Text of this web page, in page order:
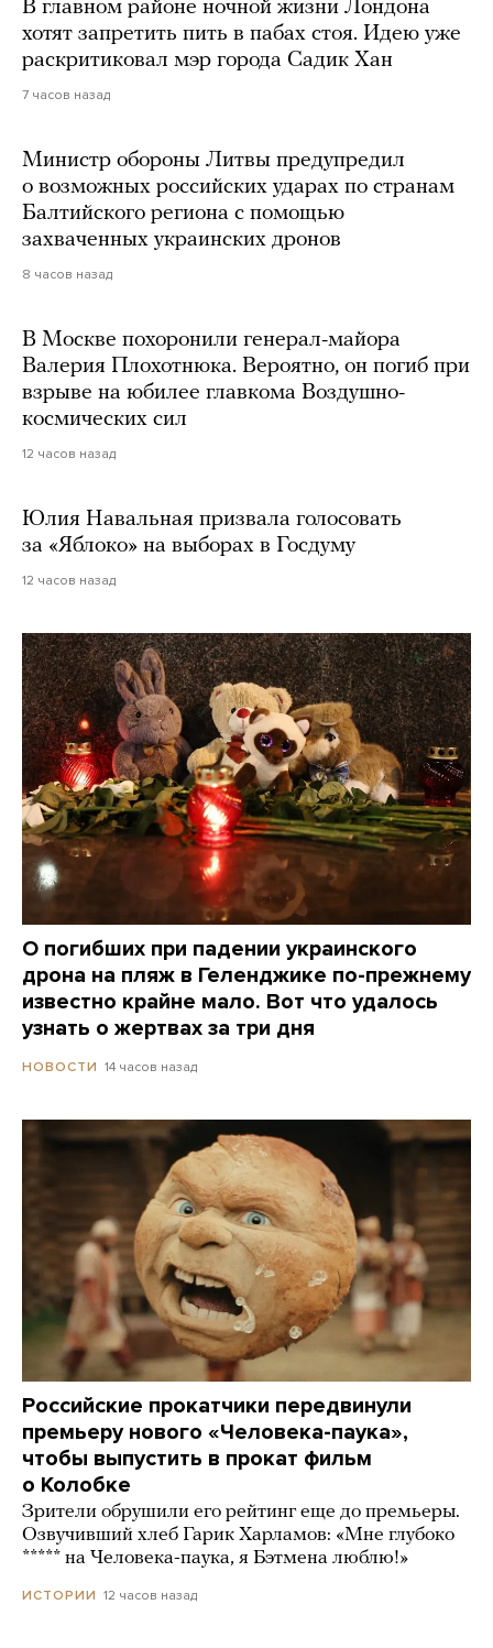
В главном районе ночной жизни Лондона
хотят запретить пить в пабах стоя. Идею уже
раскритиковал мэр города Садик Хан
7 часов назад
Министр обороны Литвы предупредил
о возможных российских ударах по странам
Балтийского региона с помощью
захваченных украинских дронов
8 часов назад
В Москве похоронили генерал-майора
Валерия Плохотнюка. Вероятно, он погиб при
взрыве на юбилее главкома Воздушно-
космических сил
12 часов назад
Юлия Навальная призвала голосовать
за «Яблоко» на выборах в Госдуму
12 часов назад
О погибших при падении украинского
дрона на пляж в Геленджике по-прежнему
известно крайне мало. Вот что удалось
узнать о жертвах за три дня
НОВОСТИ 14 часов назад
Российские прокатчики передвинули
премьеру нового «Человека-паука»,
чтобы выпустить в прокат фильм
о Колобке
Зрители обрушили его рейтинг еще до премьеры.
Озвучивший хлеб Гарик Харламов: «Мне глубоко
***** на Человека-паука, я Бэтмена люблю!»
ИСТОРИИ 12 часов назад